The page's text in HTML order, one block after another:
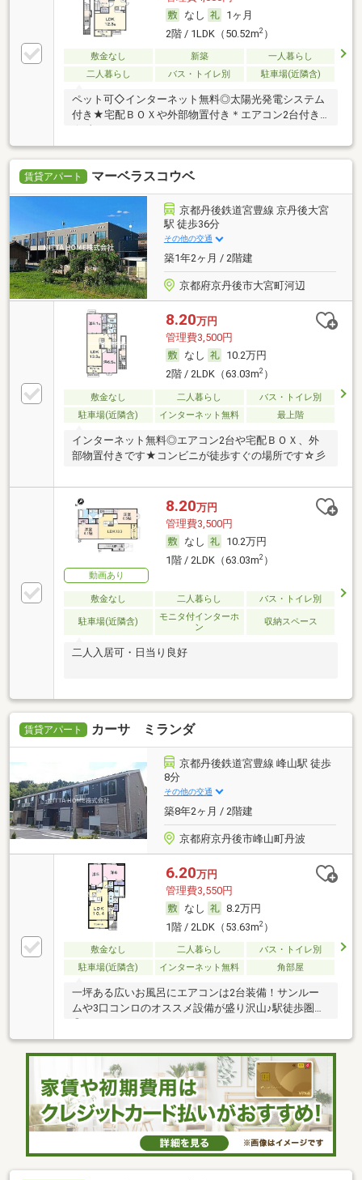
なし
1ヶ月
2階 / 1LDK（50.52m2）
敷金なし 新築
一人暮らし
二人暮らし
バス・トイレ別 駐車場(近隣含)
ペット可◇インターネット無料◎太陽光発電システム
付き★宅配ＢＯＸや外部物置付き＊エアコン2台付き
賃貸アパート マーベラスコウベ
京都丹後鉄道宮豊線 京丹後大宮
駅 徒歩36分
その他の交通
築1年2ヶ月 / 2階建
京都府京丹後市大宮町河辺
8.20万円
管理費3,500円
なし
10.2万円
2階 / 2LDK（63.03m2）
敷金なし 二人暮らし
バス・トイレ別
駐車場(近隣含)
インターネット無料 最上階
インターネット無料◎エアコン2台や宅配ＢＯＸ、外
部物置付きです★コンビニが徒歩すぐの場所です☆彡
動画あり
8.20万円
管理費3,500円
なし
10.2万円
1階 / 2LDK（63.03m2）
敷金なし 二人暮らし バス・トイレ別
駐車場(近隣含)
モニタ付インターホ
ン
収納スペース
二人入居可・日当り良好
賃貸アパート カーサ ミランダ
京都丹後鉄道宮豊線 峰山駅 徒歩
8分
その他の交通
築8年2ヶ月 / 2階建
京都府京丹後市峰山町丹波
6.20万円
管理費3,550円
なし
8.2万円
1階 / 2LDK（53.63m2）
敷金なし 二人暮らし
バス・トイレ別
駐車場(近隣含)
インターネット無料 角部屋
一坪ある広いお風呂にエアコンは2台装備！サンルー
ムや3口コンロのオススメ設備が盛り沢山♪駅徒歩圏内